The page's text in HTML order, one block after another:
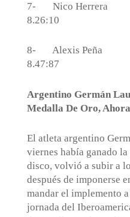
7- Nico Herrera
8.26:10
8- Alexis Peña
8.47:87
Argentino Germán
Medalla De Oro,
El atleta argentino
viernes había ganado
disco, volvió a subir a
después de imponerse
mandar el implemento
jornada del